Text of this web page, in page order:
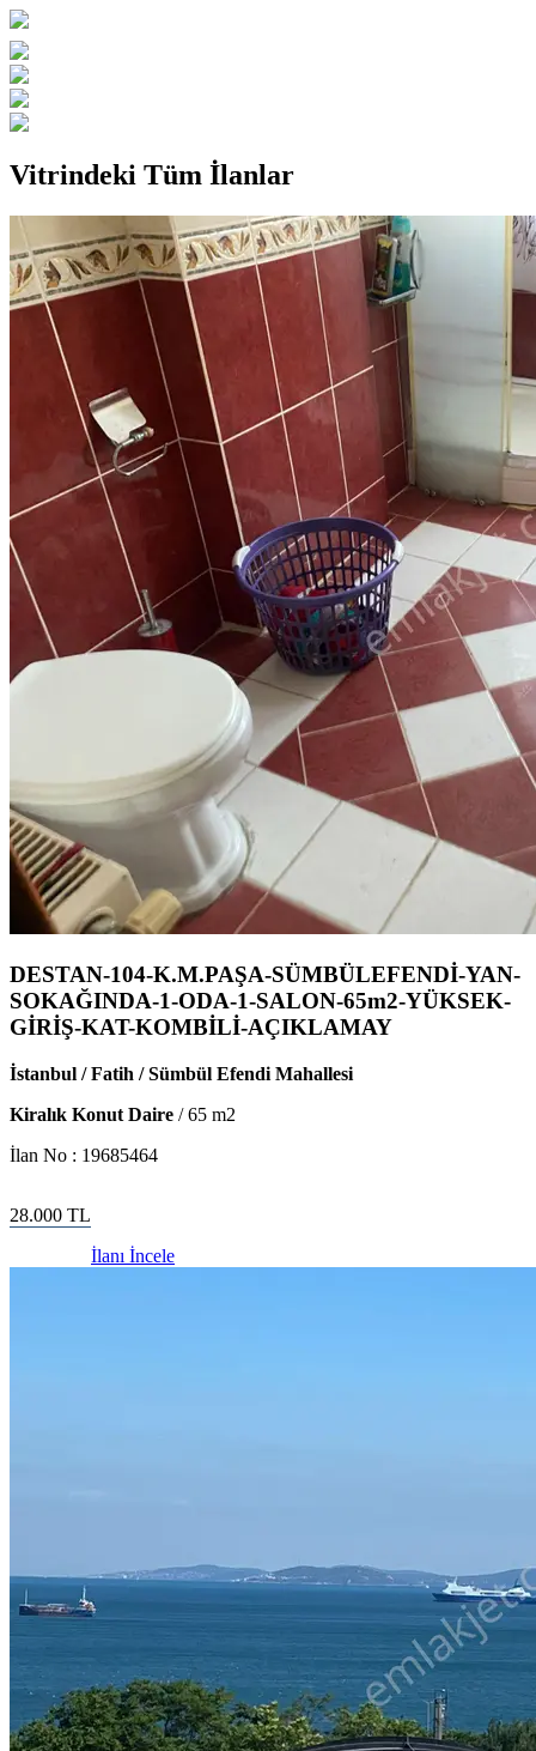
Vitrindeki Tüm İlanlar
DESTAN-104-K.M.PAŞA-SÜMBÜLEFENDİ-YAN-
SOKAĞINDA-1-ODA-1-SALON-65m2-YÜKSEK-
GİRİŞ-KAT-KOMBİLİ-AÇIKLAMAY
İstanbul / Fatih / Sümbül Efendi Mahallesi
Kiralık Konut Daire /65 m2
İlan No : 19685464
28.000 TL
İlanı İncele